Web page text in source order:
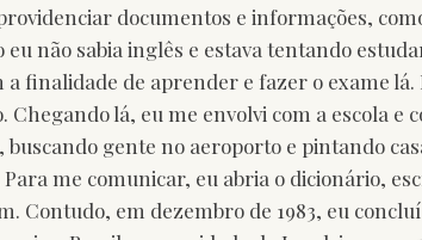
documentos e informações,
não sabia inglês e estava tentando
a finalidade de aprender e fazer o exame lá.
lá, eu me envolvi com a escola e
gente no aeroporto e pintando
me comunicar, eu abria o dicionário,
Contudo, em dezembro de 1983, eu